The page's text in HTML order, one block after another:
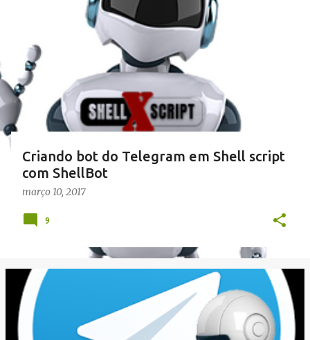
g
e
n
Criando bot do Telegram em Shell script
com ShellBot
março 10, 2017
9